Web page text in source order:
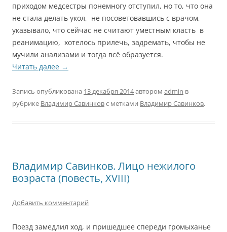
приходом медсестры понемногу отступил, но то, что она
не стала делать укол, не посоветовавшись с врачом,
указывало, что сейчас не считают уместным класть в
реанимацию, хотелось прилечь, задремать, чтобы не
мучили анализами и тогда всё образуется.
Читать далее →
Запись опубликована 13 декабря 2014автором admin в
рубрике Владимир Савинковс метками Владимир Савинков.
Владимир Савинков. Лицо нежилого
возраста (повесть, XVIII)
Добавить комментарий
Поезд замедлил ход, и пришедшее спереди громыханье